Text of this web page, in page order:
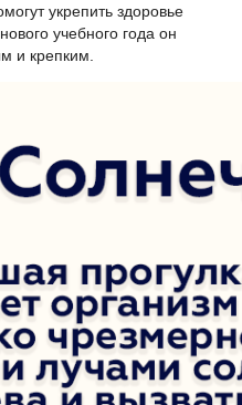
укрепить здоровье
учебного года он
и крепким.